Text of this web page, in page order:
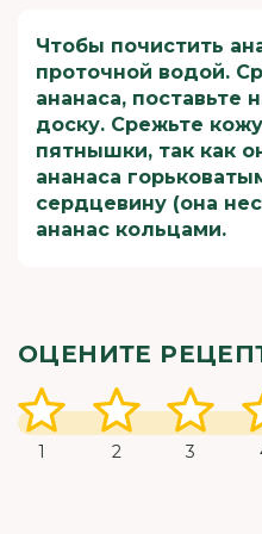
Чтобы почистить
проточной водой.
ананаса, поставьте
доску. Срежьте
пятнышки, так как
ананаса
сердцевину (она
ананас кольцами.
ОЦЕНИТЕ
1 2 3